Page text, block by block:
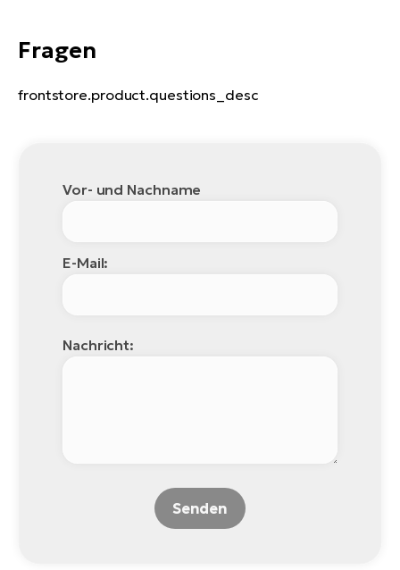
Fragen
frontstore.product.questions_desc
Vor- und Nachname
E-Mail:
Nachricht:
Senden